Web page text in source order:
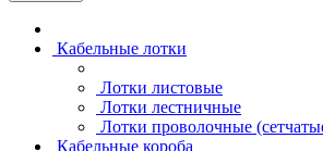
Кабельные лотки
Лотки листовые
Лотки лестничные
Лотки проволочные
Кабельные короба